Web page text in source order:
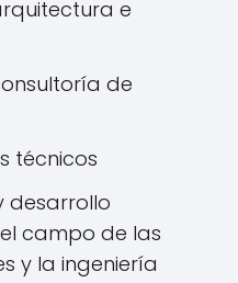
e
de
técnicos
desarrollo
campo de las
y la ingeniería